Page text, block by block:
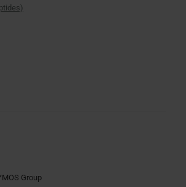
Group